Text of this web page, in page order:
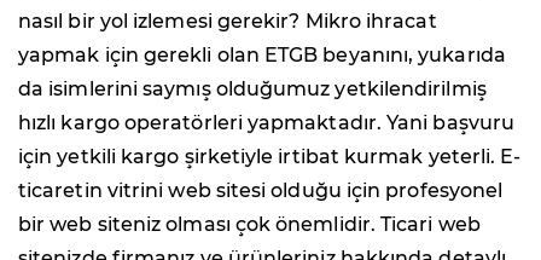
nasıl bir yol izlemesi gerekir? Mikro ihracat
yapmak için gerekli olan ETGB beyanını, yukarıda
da isimlerini saymış olduğumuz yetkilendirilmiş
hızlı kargo operatörleri yapmaktadır. Yani başvuru
için yetkili kargo şirketiyle irtibat kurmak yeterli. E-
ticaretin vitrini web sitesi olduğu için profesyonel
bir web siteniz olması çok önemlidir. Ticari web